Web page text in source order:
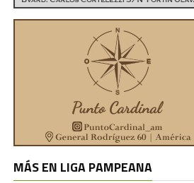
MÁS EN LIGA PAMPEANA